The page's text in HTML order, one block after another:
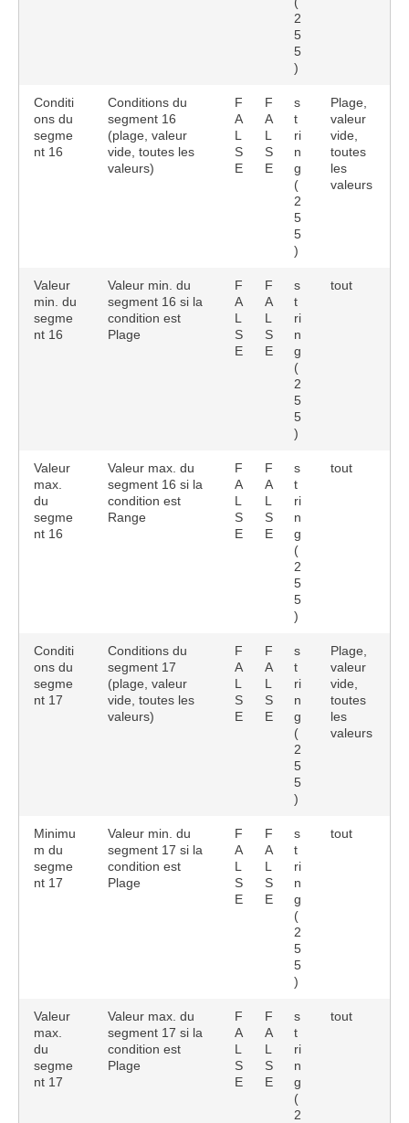
2
5
5
)
Conditi
ons du
segme
nt 16
Conditions du
segment 16
(plage, valeur
vide, toutes les
valeurs)
F
A
L
S
E
F
A
L
S
E
s
t
ri
n
g
(
2
5
5
)
Plage,
valeur
vide,
toutes
les
valeurs
Valeur
min. du
segme
nt 16
Valeur min. du
segment 16 si la
condition est
Plage
F
A
L
S
E
F
A
L
S
E
s
t
ri
n
g
(
2
5
5
)
tout
Valeur
max.
du
segme
nt 16
Valeur max. du
segment 16 si la
condition est
Range
F
A
L
S
E
F
A
L
S
E
s
t
ri
n
g
(
2
5
5
)
tout
Conditi
ons du
segme
nt 17
Conditions du
segment 17
(plage, valeur
vide, toutes les
valeurs)
F
A
L
S
E
F
A
L
S
E
s
t
ri
n
g
(
2
5
5
)
Plage,
valeur
vide,
toutes
les
valeurs
Minimu
m du
segme
nt 17
Valeur min. du
segment 17 si la
condition est
Plage
F
A
L
S
E
F
A
L
S
E
s
t
ri
n
g
(
2
5
5
)
tout
Valeur
max.
du
segme
nt 17
Valeur max. du
segment 17 si la
condition est
Plage
F
A
L
S
E
F
A
L
S
E
s
t
ri
n
g
(
2
tout